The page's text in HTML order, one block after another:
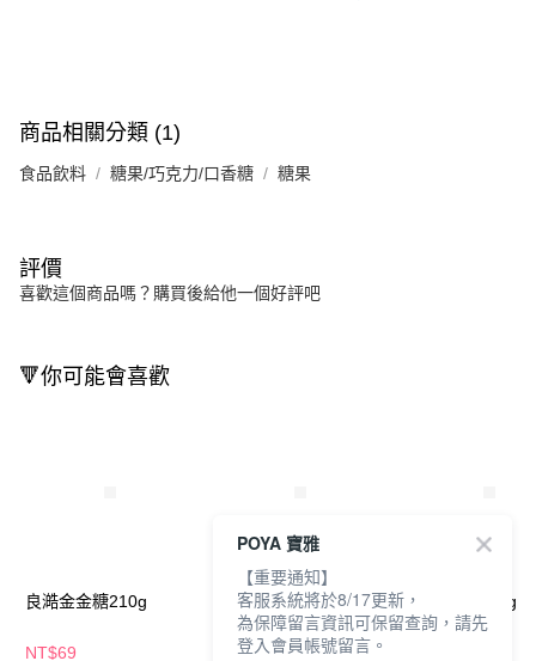
商品相關分類 (1)
食品飲料 糖果/巧克力/口香糖 糖果
評價
喜歡這個商品嗎？購買後給他一個好評吧
🔻你可能會喜歡
良澔金金糖210g
NT$69
原味復刻紅梅片160g
NT$65
專宇乾甜梅80g
POYA 寶雅
【重要通知】
客服系統將於8/17更新，
為保障留言資訊可保留查詢，請先
登入會員帳號留言。